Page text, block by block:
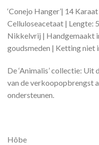
‘Conejo Hanger’| 14
Celluloseacetaat | Lengte:
Nikkelvrij | Handgemaakt
goudsmeden | Ketting niet
De ‘Animalis’ collectie:
van de verkoopopbrengst
ondersteunen.
Hôbe